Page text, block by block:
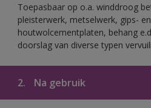
Toepasbaar op o.a. winddroog
pleisterwerk, metselwerk, gips-
houtwolcementplaten, behang
doorslag van diverse typen
2. Na gebruik